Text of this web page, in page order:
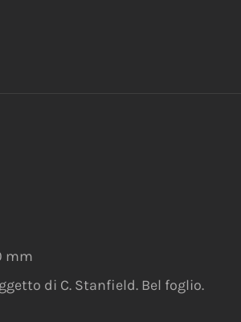
mm
di C. Stanfield. Bel foglio.